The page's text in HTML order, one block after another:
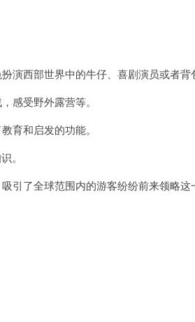
西部世界中的牛仔、喜剧演员或者背
受野外露营等。
和启发的功能。
。
了全球范围内的游客纷纷前来领略这